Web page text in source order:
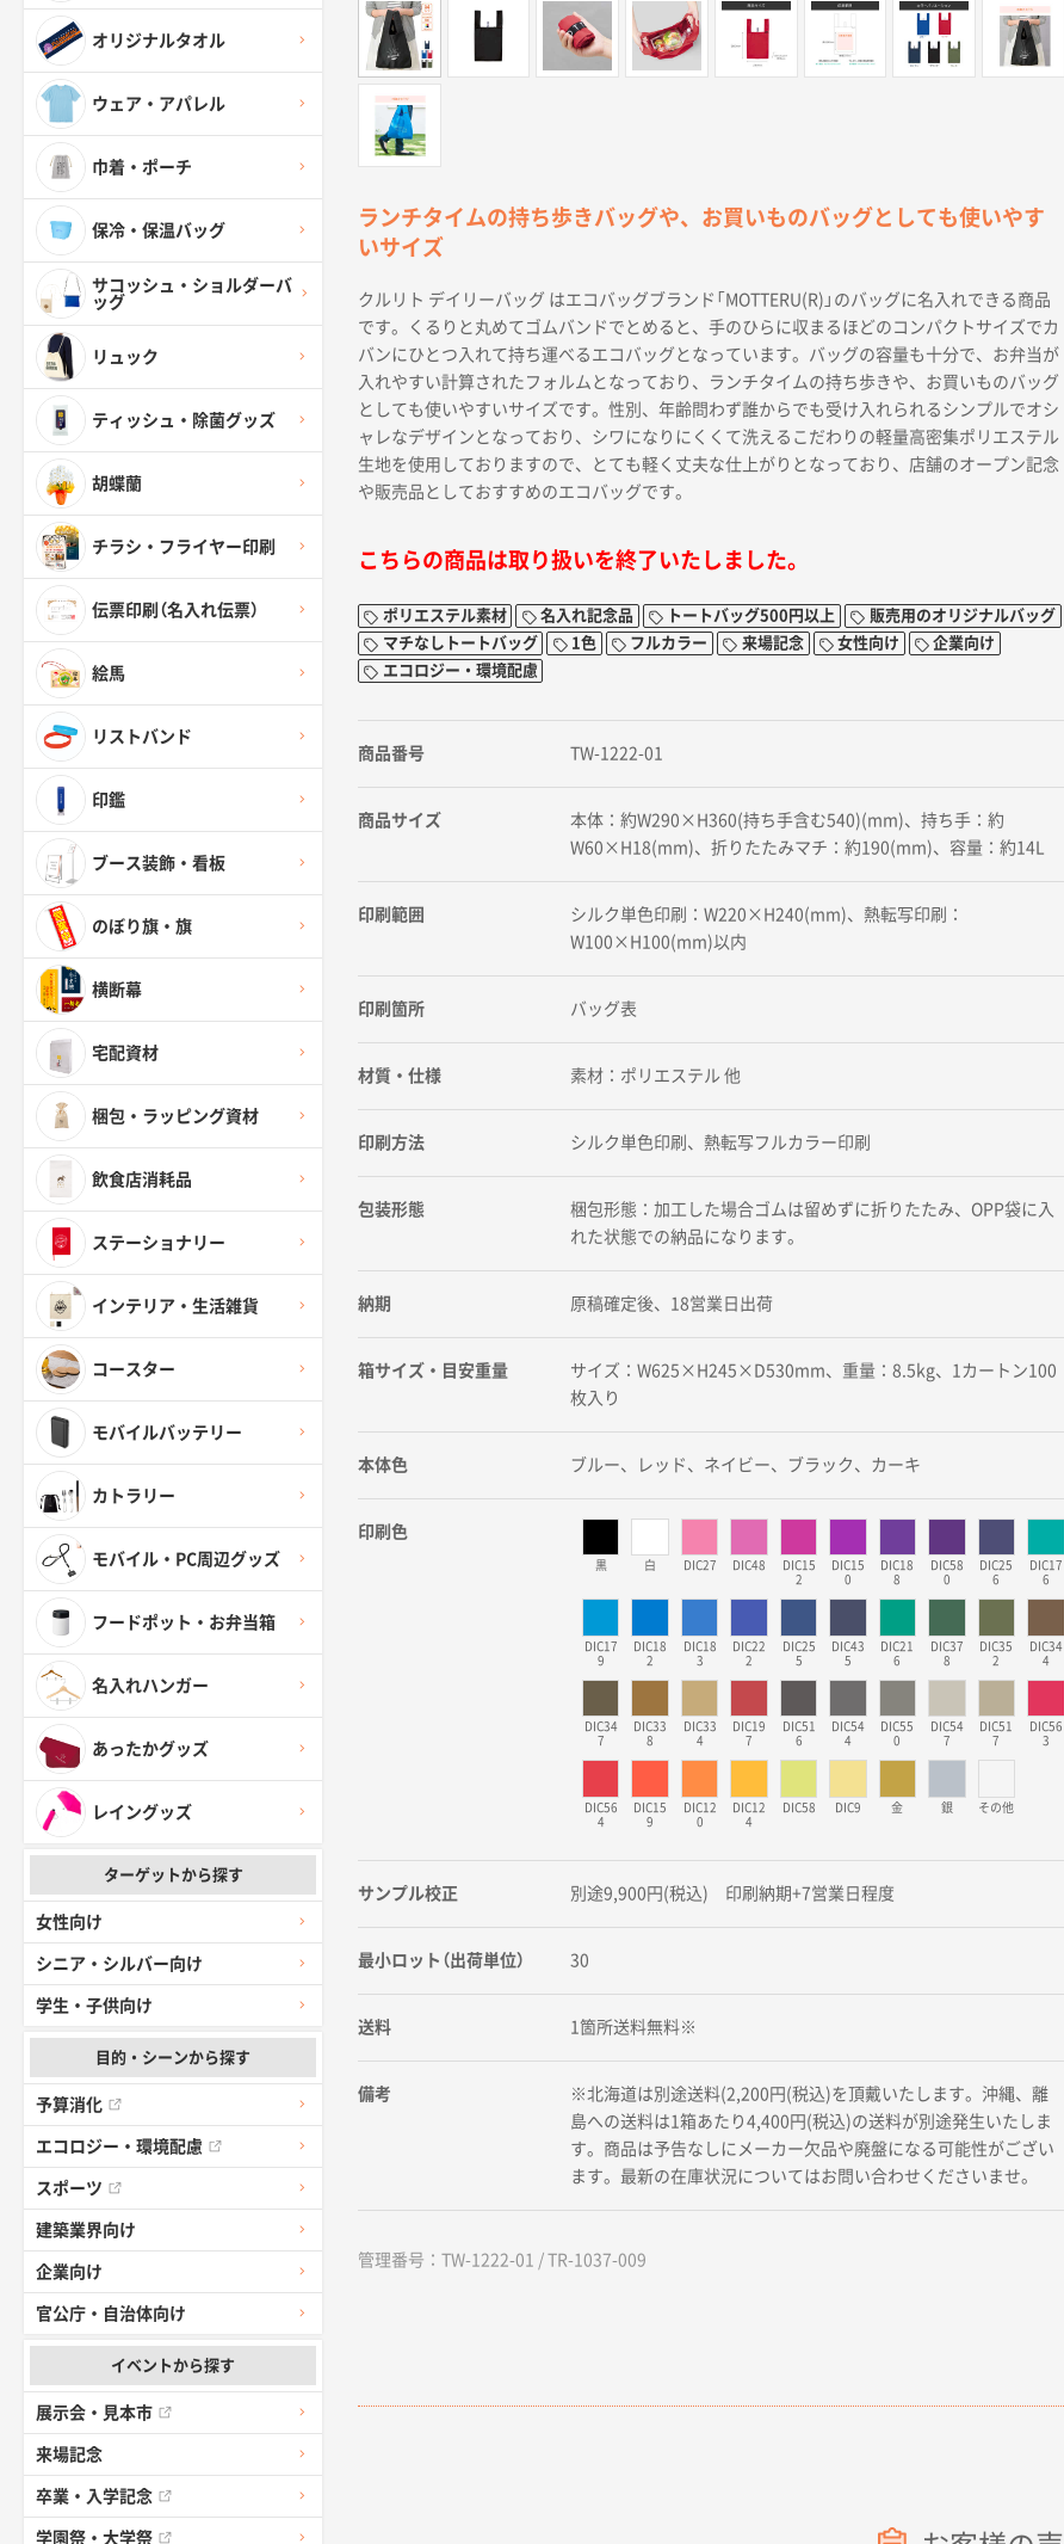
オリジナルタオル
ウェア・アパレル
巾着・ポーチ
保冷・保温バッグ
サコッシュ・ショルダーバ
ッグ
リュック
ティッシュ・除菌グッズ
胡蝶蘭
チラシ・フライヤー印刷
伝票印刷（名入れ伝票）
絵馬
リストバンド
印鑑
ブース装飾・看板
のぼり旗・旗
横断幕
宅配資材
梱包・ラッピング資材
飲食店消耗品
ステーショナリー
インテリア・生活雑貨
コースター
モバイルバッテリー
カトラリー
モバイル・PC周辺グッズ
フードポット・お弁当箱
名入れハンガー
あったかグッズ
レイングッズ
ターゲットから探す
女性向け
シニア・シルバー向け
学生・子供向け
目的・シーンから探す
予算消化
エコロジー・環境配慮
スポーツ
建築業界向け
企業向け
官公庁・自治体向け
イベントから探す
展示会・見本市
来場記念
卒業・入学記念
学園祭・大学祭
ランチタイムの持ち歩きバッグや、お買いものバッグとしても使いやす
いサイズ
クルリト デイリーバッグ はエコバッグブランド「MOTTERU(R)」のバッグに名入れできる商品
です。くるりと丸めてゴムバンドでとめると、手のひらに収まるほどのコンパクトサイズでカ
バンにひとつ入れて持ち運べるエコバッグとなっています。バッグの容量も十分で、お弁当が
入れやすい計算されたフォルムとなっており、ランチタイムの持ち歩きや、お買いものバッグ
としても使いやすいサイズです。性別、年齢問わず誰からでも受け入れられるシンプルでオシ
ャレなデザインとなっており、シワになりにくくて洗えるこだわりの軽量高密集ポリエステル
生地を使用しておりますので、とても軽く丈夫な仕上がりとなっており、店舗のオープン記念
や販売品としておすすめのエコバッグです。
こちらの商品は取り扱いを終了いたしました。
ポリエステル素材 名入れ記念品 トートバッグ500円以上
販売用のオリジナルバッグ
マチなしトートバッグ
1色 フルカラー 来場記念 女性向け
企業向け
エコロジー・環境配慮
商品番号 TW-1222-01
商品サイズ
本体：約W290×H360(持ち手含む540)(mm)、持ち手：約
W60×H18(mm)、折りたたみマチ：約190(mm)、容量：約14L
印刷範囲
シルク単色印刷：W220×H240(mm)、熱転写印刷：
W100×H100(mm)以内
印刷箇所 バッグ表
材質・仕様 素材：ポリエステル 他
印刷方法 シルク単色印刷、熱転写フルカラー印刷
包装形態
梱包形態：加工した場合ゴムは留めずに折りたたみ、OPP袋に入
れた状態での納品になります。
納期 原稿確定後、18営業日出荷
箱サイズ・目安重量
サイズ：W625×H245×D530mm、重量：8.5kg、1カートン100
枚入り
本体色 ブルー、レッド、ネイビー、ブラック、カーキ
印刷色
黒 白 DIC27 DIC48
DIC15
2
DIC15
0
DIC18
8
DIC58
0
DIC25
6
DIC17
6
DIC17
9
DIC18
2
DIC18
3
DIC22
2
DIC25
5
DIC43
5
DIC21
6
DIC37
8
DIC35
2
DIC34
4
DIC34
7
DIC33
8
DIC33
4
DIC19
7
DIC51
6
DIC54
4
DIC55
0
DIC54
7
DIC51
7
DIC56
3
DIC56
4
DIC15
9
DIC12
0
DIC12
4
DIC58 DIC9 金 銀 その他
サンプル校正 別途9,900円(税込) 印刷納期+7営業日程度
最小ロット（出荷単位） 30
送料 1箇所送料無料※
備考
※北海道は別途送料(2,200円(税込)を頂戴いたします。沖縄、離
島への送料は1箱あたり4,400円(税込)の送料が別途発生いたしま
す。商品は予告なしにメーカー欠品や廃盤になる可能性がござい
ます。最新の在庫状況についてはお問い合わせくださいませ。
管理番号：TW-1222-01 / TR-1037-009